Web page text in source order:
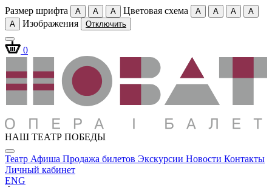
Размер шрифта A A A Цветовая схема A A A
A
A
Изображения Отключить
0
НАШ ТЕАТР ПОБЕДЫ
Театр Афиша Продажа билетов Экскурсии Новости Контакты
Личный кабинет
ENG